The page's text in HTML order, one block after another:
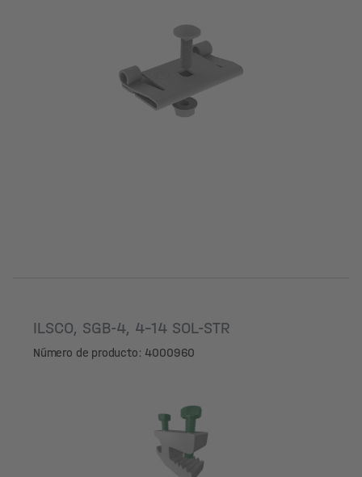
ILSCO, SGB-4, 4-14 SOL-STR
Número de producto: 4000960